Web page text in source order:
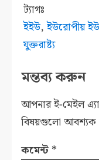
ট্যাগঃ
ইইউ,ইউরোপীয়
যুক্তরাষ্ট্য
মন্তব্য করুন
আপনার ই-মেইল
বিষয়গুলো
কমেন্ট *